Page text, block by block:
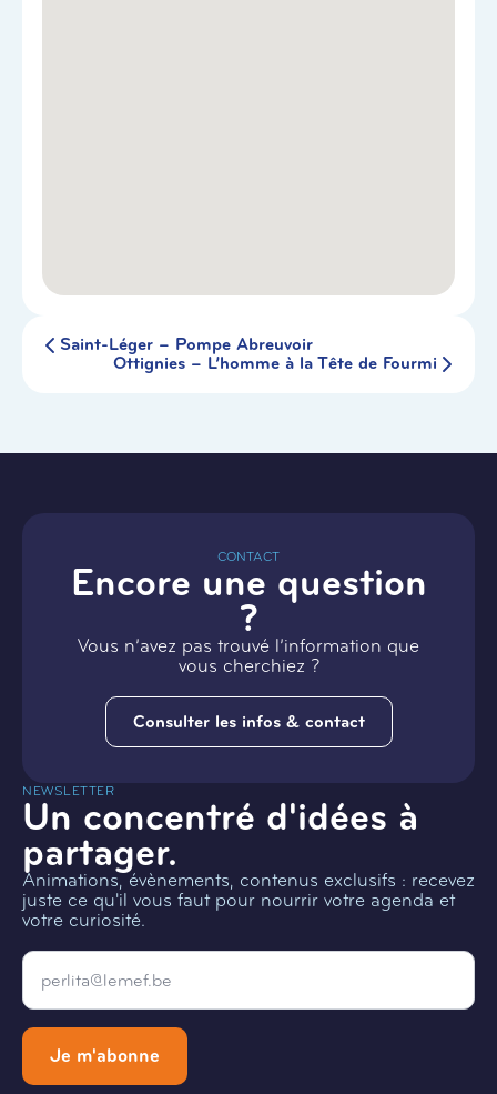
Saint-Léger – Pompe Abreuvoir
Ottignies – L’homme à la Tête de Fourmi
CONTACT
Encore une question
?
Vous n’avez pas trouvé l’information que
vous cherchiez ?
Consulter les infos & contact
NEWSLETTER
Un concentré d'idées à
partager.
Animations, évènements, contenus exclusifs : recevez
juste ce qu'il vous faut pour nourrir votre agenda et
votre curiosité.
Email
Je m'abonne